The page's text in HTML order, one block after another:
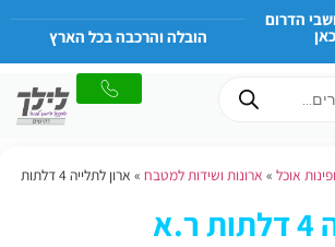
הדרום
הובלה והרכבה בכל הארץ
אוכל » ארונות ושידות למטבח »
ארון לתלייה 4 דלתות